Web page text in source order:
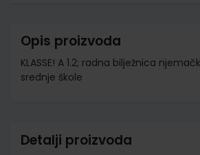
Opis proizvoda
KLASSE! A 1.2; radna bilježnica
srednje škole
Detalji proizvoda